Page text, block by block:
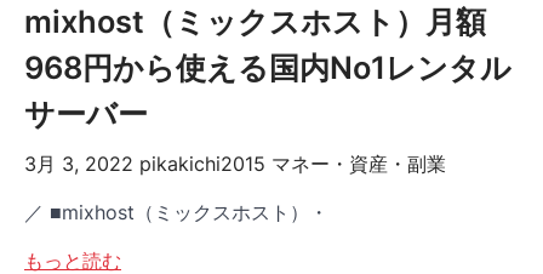
mixhost（ミックスホスト）月額
968円から使える国内No1レンタル
サーバー
3月 3, 2022 pikakichi2015 マネー・資産・副業
／ ■mixhost（ミックスホスト）・
もっと読む